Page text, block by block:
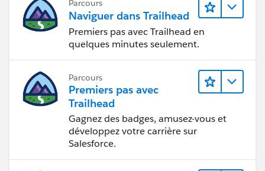
Parcours
Naviguer dans Trailhead
Premiers pas avec Trailhead en
quelques minutes seulement.
Parcours
Premiers pas avec
Trailhead
Gagnez des badges, amusez-vous et
développez votre carrière sur
Salesforce.